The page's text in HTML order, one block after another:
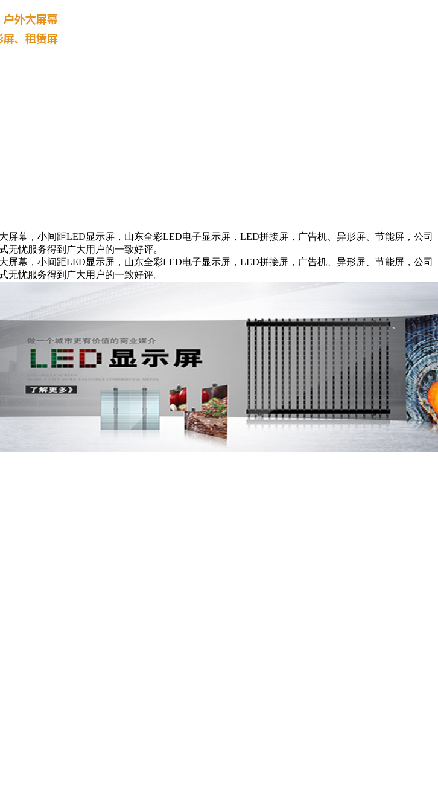
幕，小间距LED显示屏，山东全彩LED电子显示屏，LED拼接屏，广告机、异形屏、节能屏，公司
忧服务得到广大用户的一致好评。
幕，小间距LED显示屏，山东全彩LED电子显示屏，LED拼接屏，广告机、异形屏、节能屏，公司
忧服务得到广大用户的一致好评。